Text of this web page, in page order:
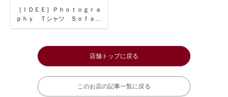
［ＩＤＥＥ］Ｐｈｏｔｏｇｒａ
ｐｈｙ Ｔシャツ Ｓｏｆａ／
ブラック／Ｍサイズ Ｍサイズ
店舗トップに戻る
このお店の記事一覧に戻る